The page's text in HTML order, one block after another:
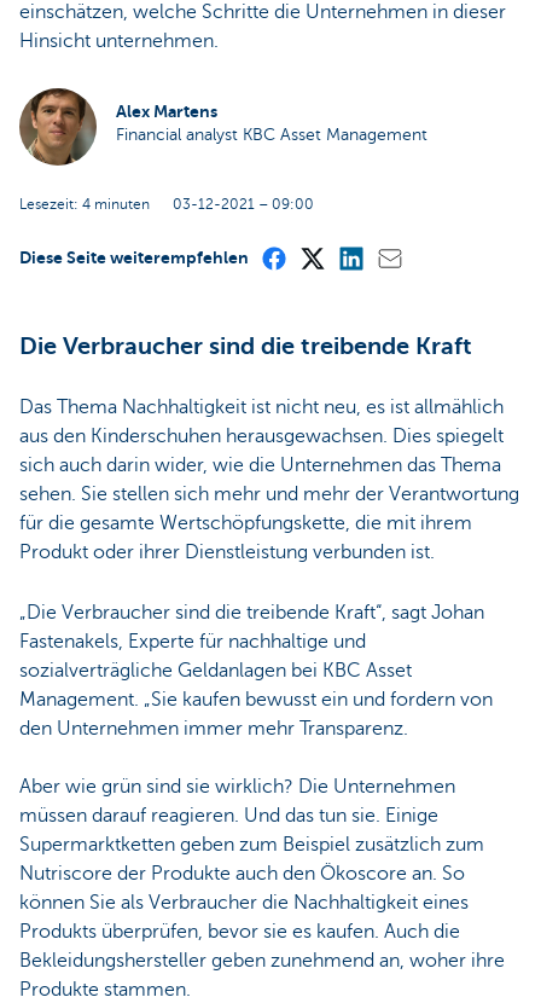
einschätzen, welche Schritte die Unternehmen in dieser
Hinsicht unternehmen.
Alex Martens
Financial analyst KBC Asset Management
Lesezeit: 4 minuten 03-12-2021 – 09:00
Diese Seite weiterempfehlen
Die Verbraucher sind die treibende Kraft
Das Thema Nachhaltigkeit ist nicht neu, es ist allmählich
aus den Kinderschuhen herausgewachsen. Dies spiegelt
sich auch darin wider, wie die Unternehmen das Thema
sehen. Sie stellen sich mehr und mehr der Verantwortung
für die gesamte Wertschöpfungskette, die mit ihrem
Produkt oder ihrer Dienstleistung verbunden ist.
„Die Verbraucher sind die treibende Kraft“, sagt Johan
Fastenakels, Experte für nachhaltige und
sozialverträgliche Geldanlagen bei KBC Asset
Management. „Sie kaufen bewusst ein und fordern von
den Unternehmen immer mehr Transparenz.
Aber wie grün sind sie wirklich? Die Unternehmen
müssen darauf reagieren. Und das tun sie. Einige
Supermarktketten geben zum Beispiel zusätzlich zum
Nutriscore der Produkte auch den Ökoscore an. So
können Sie als Verbraucher die Nachhaltigkeit eines
Produkts überprüfen, bevor sie es kaufen. Auch die
Bekleidungshersteller geben zunehmend an, woher ihre
Produkte stammen.